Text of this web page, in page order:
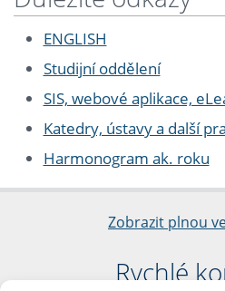
ENGLISH
Studijní oddělení
SIS, webové aplikace,
Katedry, ústavy a další
Harmonogram ak. roku
Zobrazit plnou
Rychlé